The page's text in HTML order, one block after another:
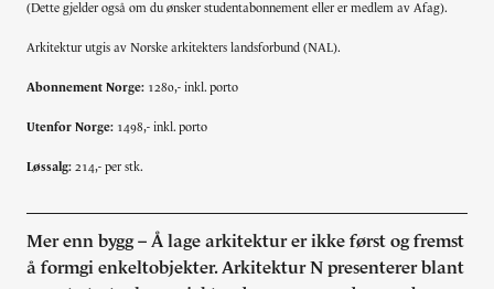
(Dette gjelder også om du ønsker studentabonnement eller er medlem av Afag).
Arkitektur utgis av Norske arkitekters landsforbund (NAL).
Abonnement Norge: 1280,- inkl. porto
Utenfor Norge: 1498,- inkl. porto
Løssalg: 214,- per stk.
Mer enn bygg – Å lage arkitektur er ikke først og fremst
å formgi enkeltobjekter. Arkitektur N presenterer blant